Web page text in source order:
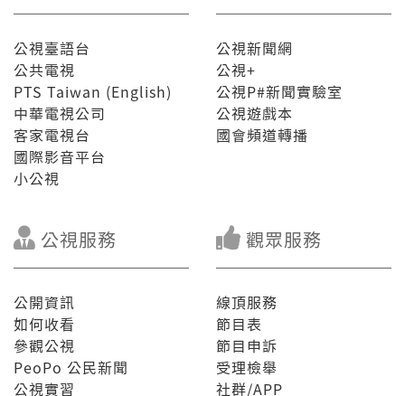
公視臺語台
公共電視
PTS Taiwan (English)
中華電視公司
客家電視台
國際影音平台
小公視
公視新聞網
公視+
公視P#新聞實驗室
公視遊戲本
國會頻道轉播
公視服務
公開資訊
如何收看
參觀公視
PeoPo 公民新聞
公視實習
觀眾服務
線頂服務
節目表
節目申訴
受理檢舉
社群/APP